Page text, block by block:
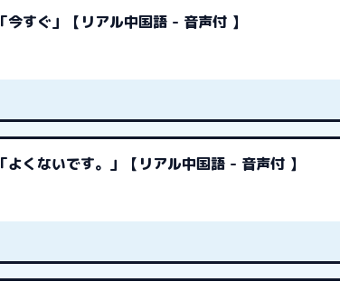
「今すぐ」【リアル中国語 - 音声付 】
「よくないです。」【リアル中国語 - 音声付 】